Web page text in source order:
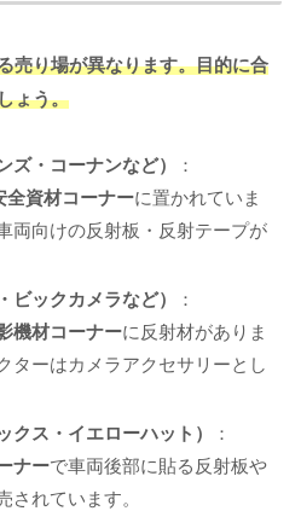
売り場が異なります。目的に合
ょう。
ズ・コーナンなど）
：
全資材コーナーに置かれていま
両向けの反射板・反射テープが
ビックカメラなど）
：
機材コーナーに反射材がありま
ターはカメラアクセサリーとし
クス・イエローハット）
：
ナーで車両後部に貼る反射板や
されています。